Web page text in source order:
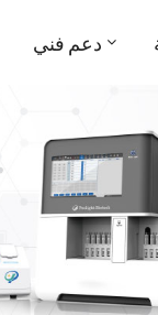
دعم فني